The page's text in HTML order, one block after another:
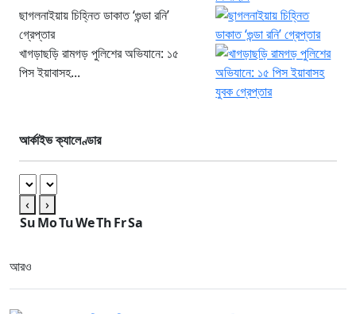
ছাগলনাইয়ায় চিহ্নিত ডাকাত ‘গুন্ডা রনি’
গ্রেপ্তার
খাগড়াছড়ি রামগড় পুলিশের অভিযানে: ১৫
পিস ইয়াবাসহ...
আর্কাইভ ক্যালেণ্ডার
‹
›
SuMoTuWeThFrSa
আরও